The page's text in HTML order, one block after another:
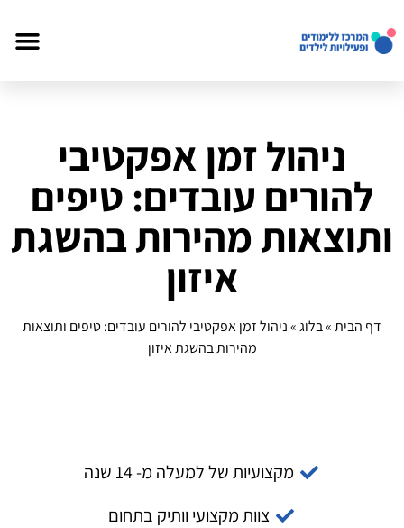
ניהול זמן אפקטיבי
להורים עובדים: טיפים
ותוצאות מהירות בהשגת
איזון
דף הבית»בלוג»ניהול זמן אפקטיבי להורים עובדים: טיפים ותוצאות
מהירות בהשגת איזון
מקצועיות של למעלה מ- 14 שנה
צוות מקצועי וותיק בתחום